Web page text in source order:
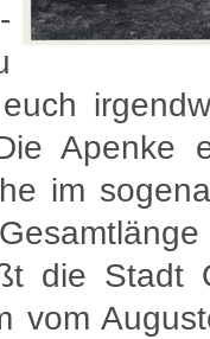
Apenke
im
die Stadt
vom